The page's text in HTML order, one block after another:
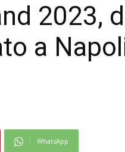
2023,
a
WhatsApp